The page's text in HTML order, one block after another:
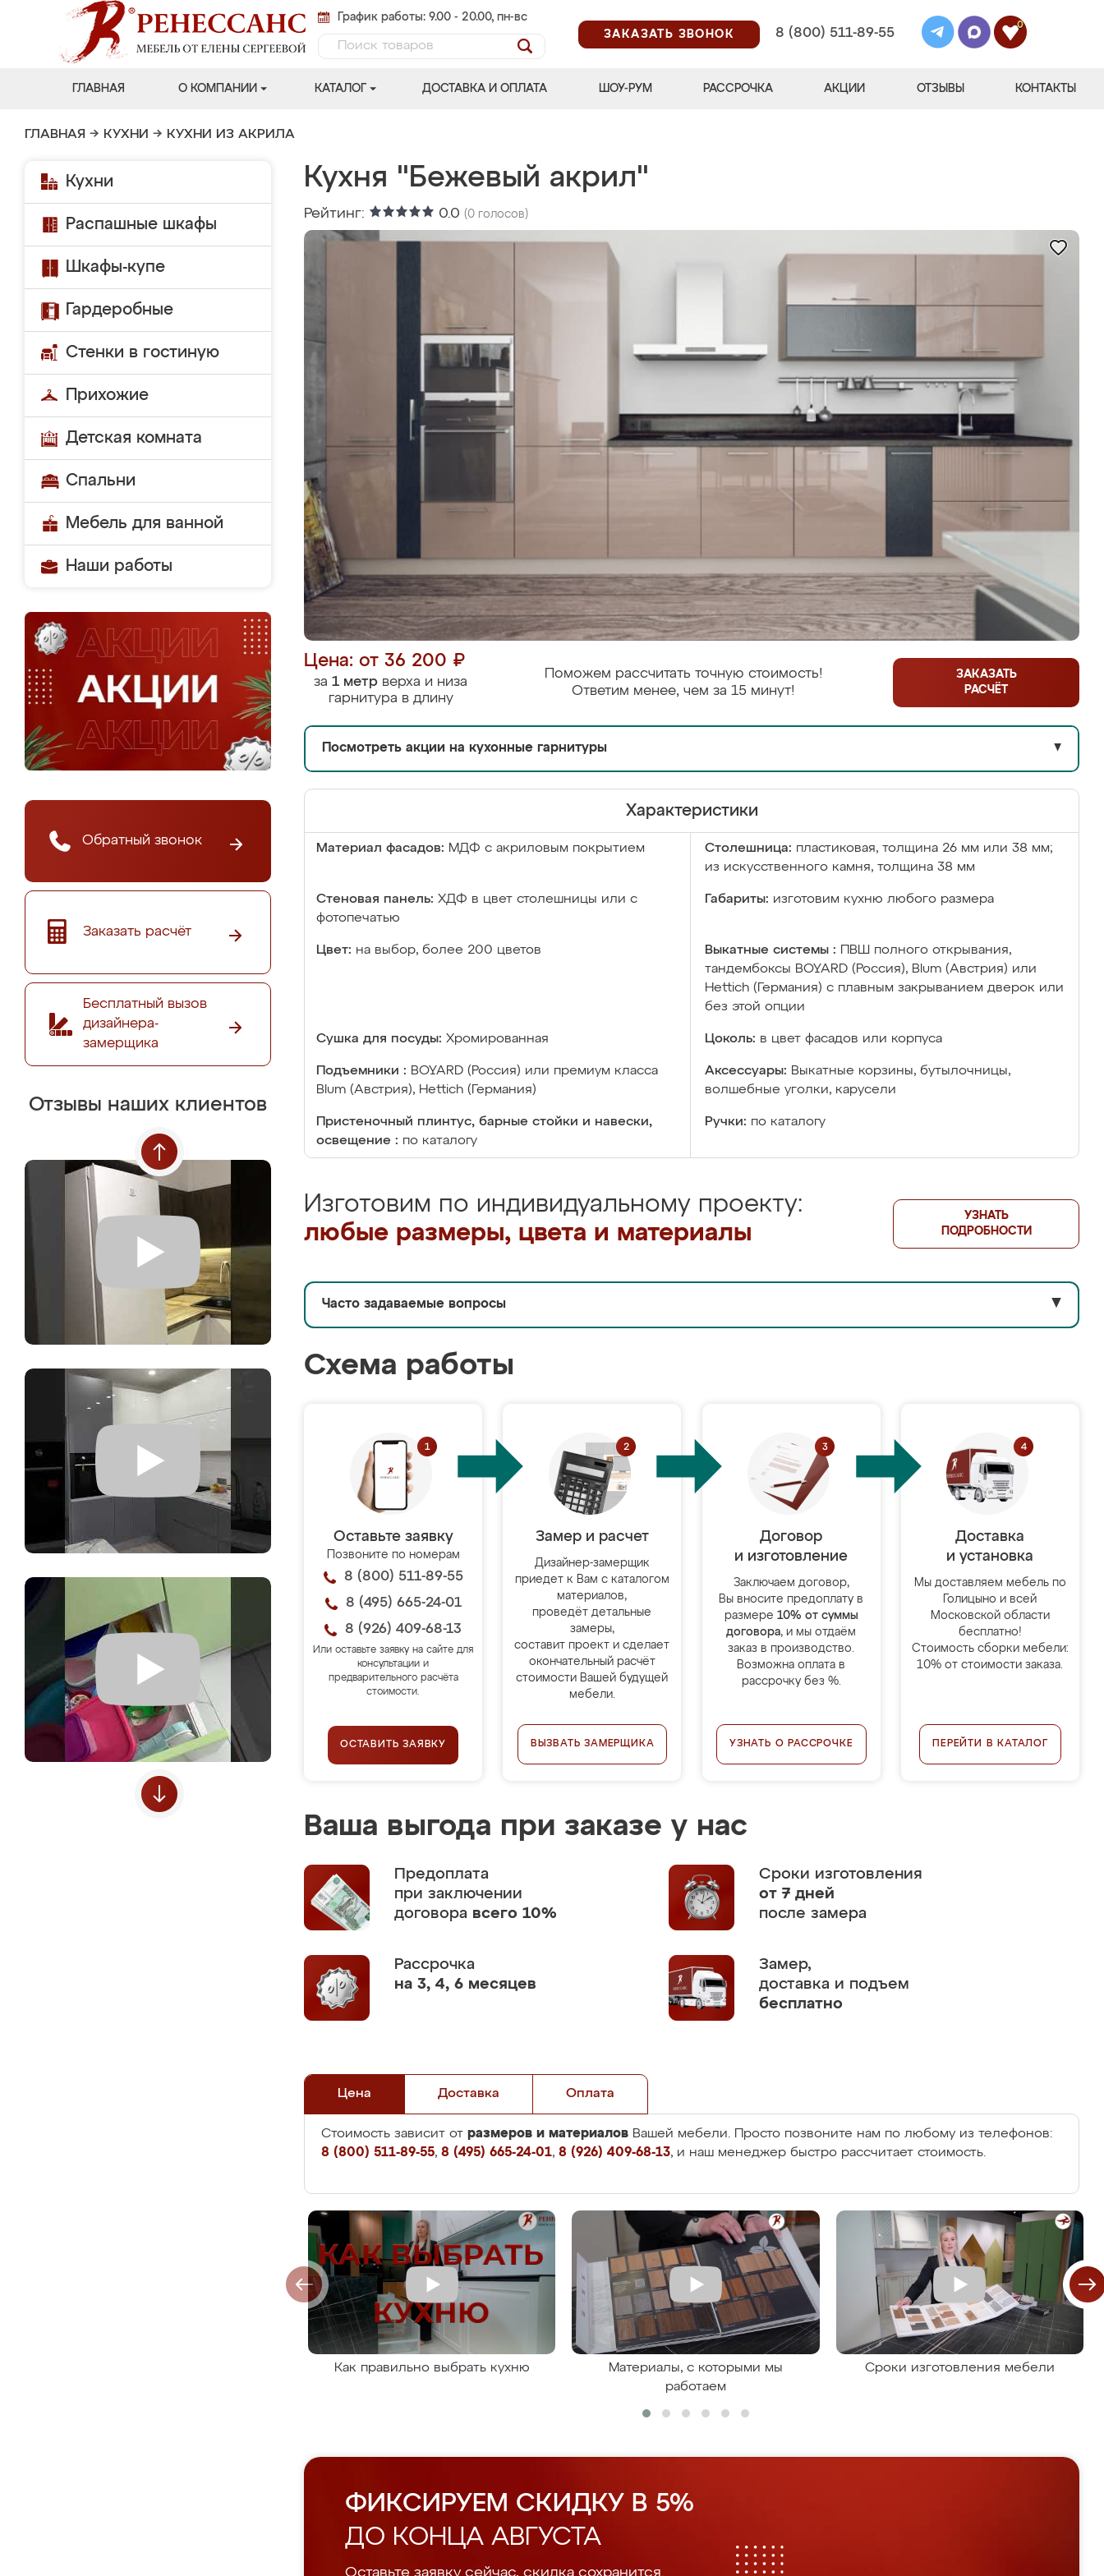
График работы: 9.00 - 20.00, пн-вс
ЗАКАЗАТЬ ЗВОНОК
8 (800) 511-89-55
0
ГЛАВНАЯ О КОМПАНИИ КАТАЛОГ ДОСТАВКА И ОПЛАТА ШОУ-РУМ РАССРОЧКА АКЦИИ ОТЗЫВЫ КОНТАКТЫ
ГЛАВНАЯ → КУХНИ → КУХНИ ИЗ АКРИЛА
Кухни
Распашные шкафы
Шкафы-купе
Гардеробные
Стенки в гостиную
Прихожие
Детская комната
Спальни
Мебель для ванной
Наши работы
Обратный звонок
Заказать расчёт
Бесплатный вызов
дизайнера-
замерщика
Отзывы наших клиентов
Кухня "Бежевый акрил"
Рейтинг: 0.0 (0 голосов)
Цена: от 36 200 ₽
за 1 метр верха и низа
гарнитура в длину
Поможем рассчитать точную стоимость!
Ответим менее, чем за 15 минут!
ЗАКАЗАТЬ
РАСЧЁТ
Посмотреть акции на кухонные гарнитуры ▼
Характеристики
Материал фасадов: МДФ с акриловым покрытием Столешница: пластиковая, толщина 26 мм или 38 мм;
из искусственного камня, толщина 38 мм
Стеновая панель: ХДФ в цвет столешницы или с
фотопечатью
Габариты: изготовим кухню любого размера
Цвет: на выбор, более 200 цветов Выкатные системы :
ПВШ полного открывания,
тандембоксы BOYARD (Россия), Blum (Австрия) или
Hettich (Германия) с плавным закрыванием дверок или
без этой опции
Сушка для посуды: Хромированная Цоколь: в цвет фасадов или корпуса
Подъемники : BOYARD (Россия) или премиум класса
Blum (Австрия), Hettich (Германия)
Аксессуары: Выкатные корзины, бутылочницы,
волшебные уголки, карусели
Пристеночный плинтус, барные стойки и навески,
освещение : по каталогу
Ручки: по каталогу
Изготовим по индивидуальному проекту:
любые размеры, цвета и материалы
УЗНАТЬ
ПОДРОБНОСТИ
Часто задаваемые вопросы ▼
Схема работы
Оставьте заявку
Позвоните по номерам
8 (800) 511-89-55
8 (495) 665-24-01
8 (926) 409-68-13
Или оставьте заявку на сайте для
консультации и
предварительного расчёта
стоимости.
ОСТАВИТЬ ЗАЯВКУ
Замер и расчет
Дизайнер-замерщик
приедет к Вам с каталогом
материалов,
проведёт детальные
замеры,
составит проект и сделает
окончательный расчёт
стоимости Вашей будущей
мебели.
ВЫЗВАТЬ ЗАМЕРЩИКА
Договор
и изготовление
Заключаем договор,
Вы вносите предоплату в
размере 10% от суммы
договора, и мы отдаём
заказ в производство.
Возможна оплата в
рассрочку без %.
УЗНАТЬ О РАССРОЧКЕ
Доставка
и установка
Мы доставляем мебель по
Голицыно и всей
Московской области
бесплатно!
Стоимость сборки мебели:
10% от стоимости заказа.
ПЕРЕЙТИ В КАТАЛОГ
Ваша выгода при заказе у нас
Предоплата
при заключении
договора всего 10%
Сроки изготовления
от 7 дней
после замера
Рассрочка
на 3, 4, 6 месяцев
Замер,
доставка и подъем
бесплатно
Цена Доставка Оплата
Стоимость зависит от размеров и материалов Вашей мебели. Просто позвоните нам по любому из телефонов:
8 (800) 511-89-55, 8 (495) 665-24-01, 8 (926) 409-68-13, и наш менеджер быстро рассчитает стоимость.
Как правильно выбрать кухню
Материалы, с которыми мы
работаем
Сроки изготовления мебели
ФИКСИРУЕМ СКИДКУ В 5%
ДО КОНЦА АВГУСТА
Оставьте заявку сейчас, скидка сохранится.